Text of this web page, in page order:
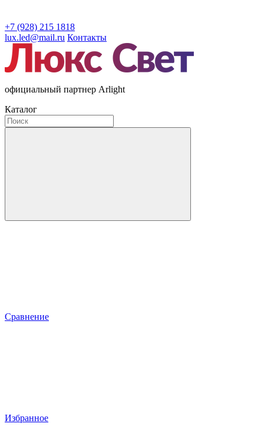
+7 (928) 215 1818
lux.led@mail.ru Контакты
официальный партнер Arlight
Каталог
Сравнение
Избранное